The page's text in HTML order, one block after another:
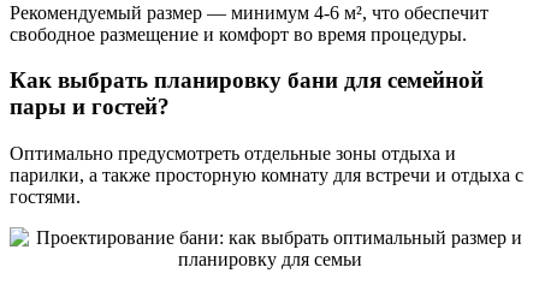
Рекомендуемый размер — минимум 4-6 м², что обеспечит
свободное размещение и комфорт во время процедуры.
Как выбрать планировку бани для семейной
пары и гостей?
Оптимально предусмотреть отдельные зоны отдыха и
парилки, а также просторную комнату для встречи и отдыха с
гостями.